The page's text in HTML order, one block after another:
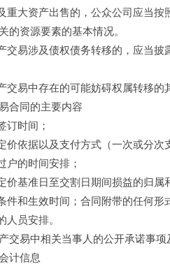
重大资产出售的，公众公司应当
的资源要素的基本情况。
及债权债务转移的，应当披露
存在的可能妨碍权属转移的其
合同的主要内容
订时间；
价依据以及支付方式（一次或分次
户的时间安排；
价基准日至交割日期间损益的归属
件和生效时间；合同附带的任何形
人员安排。
交易中相关当事人的公开承诺事
计信息